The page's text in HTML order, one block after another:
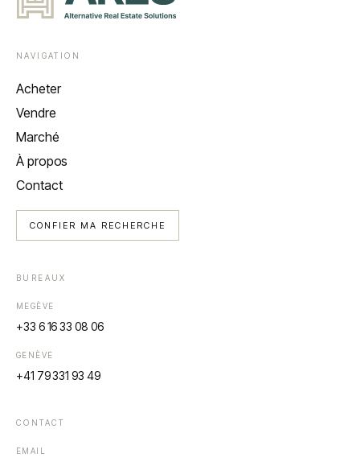
NAVIGATION
Acheter
Vendre
Marché
À propos
Contact
CONFIER MA RECHERCHE
BUREAUX
MEGÈVE
+33 6 16 33 08 06
GENÈVE
+41 79 331 93 49
CONTACT
EMAIL